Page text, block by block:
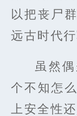
以把丧尸
远古时代
虽然
个不知怎
上安全性